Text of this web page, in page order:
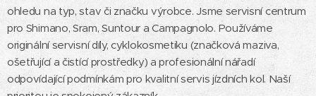
ohledu na typ, stav či značku výrobce. Jsme servisní centrum
pro Shimano, Sram, Suntour a Campagnolo. Používáme
originální servisní díly, cyklokosmetiku (značková maziva,
ošetřující a čistící prostředky) a profesionální nářadí
odpovídající podmínkám pro kvalitní servis jízdních kol. Naší